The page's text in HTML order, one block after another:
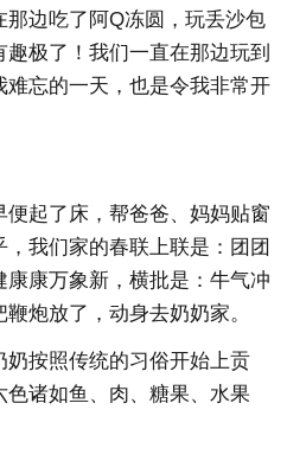
边吃了阿Q冻圆，玩丢沙包
极了！我们一直在那边玩到
忘的一天，也是令我非常开
起了床，帮爸爸、妈妈贴窗
我们家的春联上联是：团团
康万象新，横批是：牛气冲
炮放了，动身去奶奶家。
按照传统的习俗开始上贡
诸如鱼、肉、糖果、水果